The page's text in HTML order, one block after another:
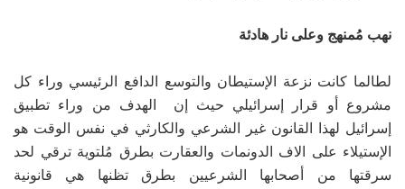
نهب مُمنهج وعلى نار هادئة
لطالما كانت نزعة الإستيطان والتوسع الدافع الرئيسي وراء كل
مشروع أو قرار إسرائيلي حيث إن الهدف من وراء تطبيق
إسرائيل لهذا القانون غير الشرعي والكارثي في نفس الوقت هو
الإستيلاء على الاف الدونمات والعقارت بطرق مُلتوية ترقي لحد
سرقتها من أصحابها الشرعيين بطرق تظنها هي قانونية